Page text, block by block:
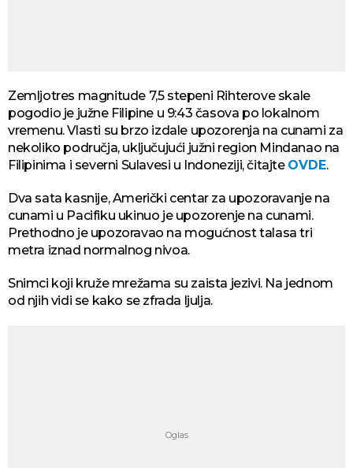
Zemljotres magnitude 7,5 stepeni Rihterove skale
pogodio je južne Filipine u 9:43 časova po lokalnom
vremenu. Vlasti su brzo izdale upozorenja na cunami za
nekoliko područja, uključujući južni region Mindanao na
Filipinima i severni Sulavesi u Indoneziji, čitajte OVDE.
Dva sata kasnije, Američki centar za upozoravanje na
cunami u Pacifiku ukinuo je upozorenje na cunami.
Prethodno je upozoravao na mogućnost talasa tri
metra iznad normalnog nivoa.
Snimci koji kruže mrežama su zaista jezivi. Na jednom
od njih vidi se kako se zfrada ljulja.